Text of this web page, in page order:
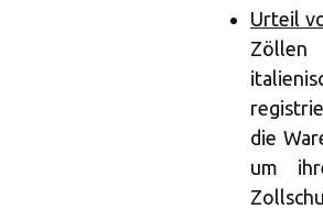
Urteil
Zöllen
die
um